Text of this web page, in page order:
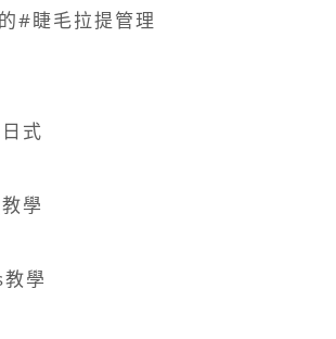
#睫毛拉提管理​
式
學
學​